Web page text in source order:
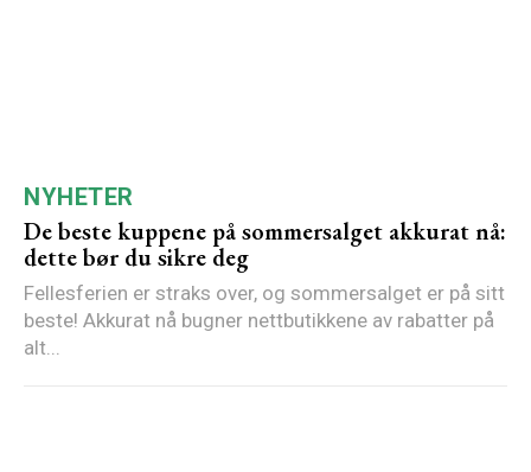
NYHETER
De beste kuppene på sommersalget akkurat nå:
dette bør du sikre deg
Fellesferien er straks over, og sommersalget er på sitt
beste! Akkurat nå bugner nettbutikkene av rabatter på
alt...